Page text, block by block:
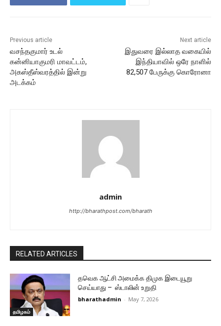
Previous article
வசந்தகுமார் உடல்
கன்னியாகுமரி மாவட்டம்,
அகஸ்தீஸ்வரத்தில் இன்று
அடக்கம்
Next article
இதுவரை இல்லாத வகையில்
இந்தியாவில் ஒரே நாளில்
82,507 பேருக்கு கொரோனா
admin
http://bharathpost.com/bharath
RELATED ARTICLES
தமிழகம்
தவெக ஆட்சி அமைக்க திமுக இடையூறு
செய்யாது – ஸ்டாலின் உறுதி
bharathadmin - May 7, 2026